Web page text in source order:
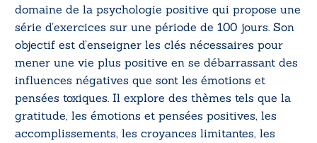
domaine de la psychologie positive qui propose une
série d’exercices sur une période de 100 jours. Son
objectif est d’enseigner les clés nécessaires pour
mener une vie plus positive en se débarrassant des
influences négatives que sont les émotions et
pensées toxiques. Il explore des thèmes tels que la
gratitude, les émotions et pensées positives, les
accomplissements, les croyances limitantes, les